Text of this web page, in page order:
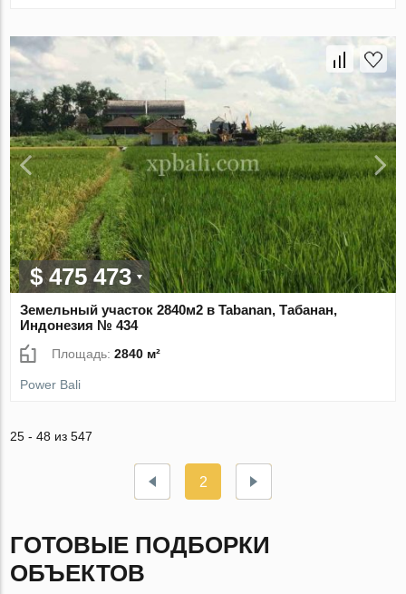
$ 475 473
Земельный участок 2840м2 в Tabanan, Табанан,
Индонезия № 434
Площадь:2840 м²
Power Bali
25 - 48 из 547
2
ГОТОВЫЕ ПОДБОРКИ
ОБЪЕКТОВ